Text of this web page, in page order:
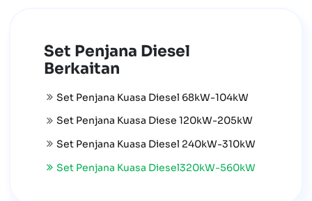
Set Penjana Diesel
Berkaitan
Set Penjana Kuasa Diesel 68kW-104kW
Set Penjana Kuasa Diese 120kW-205kW
Set Penjana Kuasa Diesel 240kW-310kW
Set Penjana Kuasa Diesel320kW-560kW